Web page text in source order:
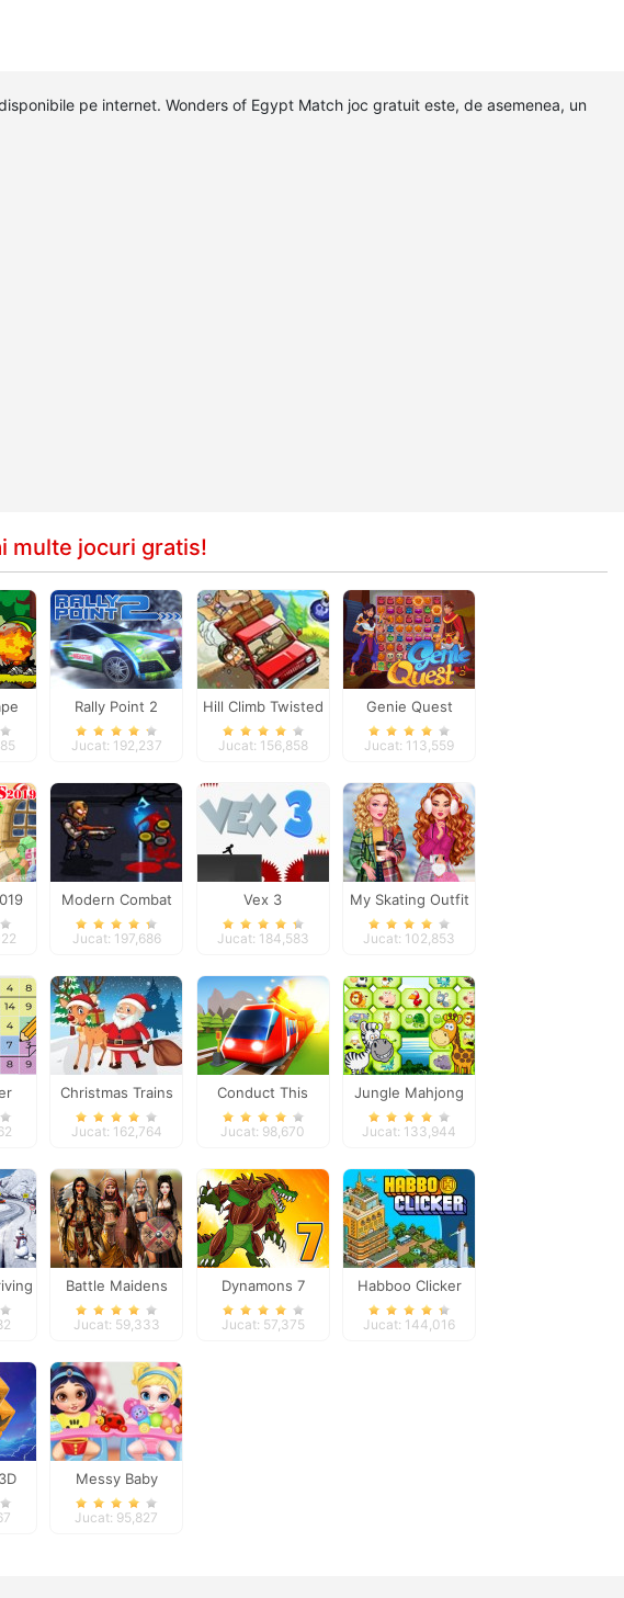
pe internet. Wonders of Egypt Match joc gratuit este, de asemenea, un
multe jocuri gratis!
Rally Point 2
Jucat: 192,237
Hill Climb Twisted
Transport
Jucat: 156,858
Genie Quest
Jucat: 113,559
Modern Combat
Defense
Jucat: 197,686
Vex 3
Jucat: 184,583
My Skating Outfit
Jucat: 102,853
Christmas Trains
Jucat: 162,764
Conduct This
Jucat: 98,670
Jungle Mahjong
Deluxe
Jucat: 133,944
Battle Maidens
Jucat: 59,333
Dynamons 7
Jucat: 57,375
Habboo Clicker
Jucat: 144,016
Messy Baby
Princess Cleanup
Jucat: 95,827